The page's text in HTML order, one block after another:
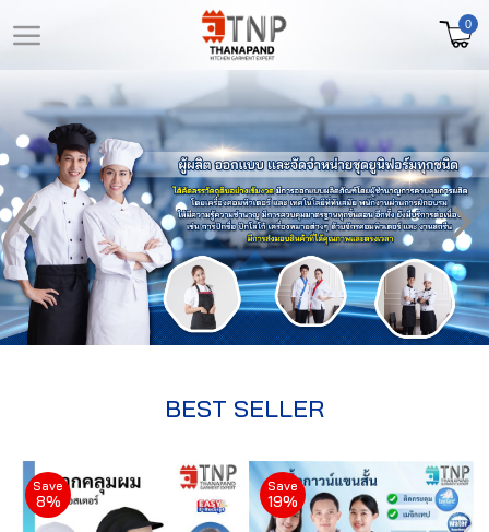
สินค้า
ที่
สนใจ
(
0
)
หน้า
หลัก
เลือก
สินค้า
วิธี
สั่ง
ของ
เรา
0
BEST SELLER
Save
8%
Save
19%